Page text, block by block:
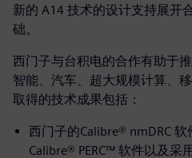
新的 A14 技术的设计支持展开
础。
西门子与台积电的合作有助于
智能、汽车、超大规模计算、
取得的技术成果包括：
西门子的Calibre® nmDRC 软
Calibre® PERC™ 软件以及采